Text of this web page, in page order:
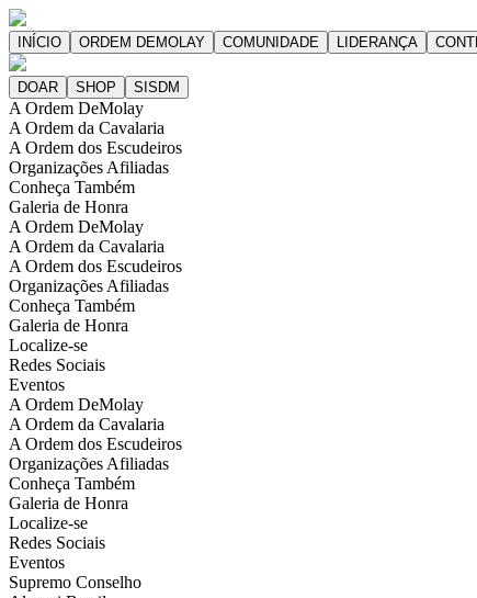
A Ordem DeMolay
A Ordem da Cavalaria
A Ordem dos Escudeiros
Organizações Afiliadas
Conheça Também
Galeria de Honra
A Ordem DeMolay
A Ordem da Cavalaria
A Ordem dos Escudeiros
Organizações Afiliadas
Conheça Também
Galeria de Honra
Localize-se
Redes Sociais
Eventos
A Ordem DeMolay
A Ordem da Cavalaria
A Ordem dos Escudeiros
Organizações Afiliadas
Conheça Também
Galeria de Honra
Localize-se
Redes Sociais
Eventos
Supremo Conselho